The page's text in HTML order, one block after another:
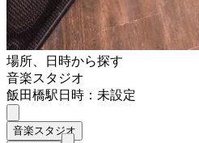
場所、日時から探す
音楽スタジオ
飯田橋駅日時：未設定
音楽スタジオ